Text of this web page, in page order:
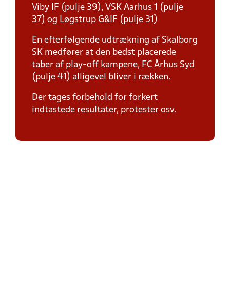
Viby IF (pulje 39), VSK Aarhus 1 (pulje
37) og Løgstrup G&IF (pulje 31)
En efterfølgende udtrækning af Skalborg
SK medfører at den bedst placerede
taber af play-off kampene, FC Århus Syd
(pulje 41) alligevel bliver i rækken.
Der tages forbehold for forkert
indtastede resultater, protester osv.